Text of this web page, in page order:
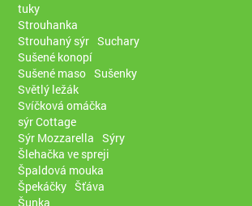
tuky
Strouhanka
Strouhaný sýr Suchary
Sušené konopí
Sušené maso Sušenky
Světlý ležák
Svíčková omáčka
sýr Cottage
Sýr Mozzarella Sýry
Šlehačka ve spreji
Špaldová mouka
Špekáčky Šťáva
Šunka